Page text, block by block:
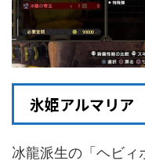
氷姫アルマリア
冰龍派生の「ヘビィ